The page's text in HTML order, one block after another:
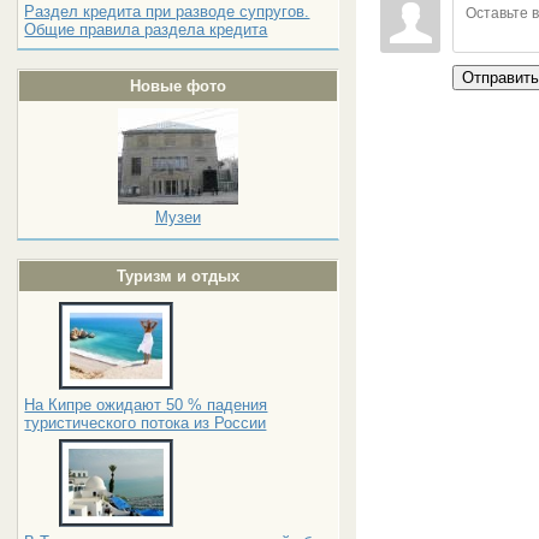
Раздел кредита при разводе супругов.
Общие правила раздела кредита
Новые фото
Музеи
Туризм и отдых
На Кипре ожидают 50 % падения
туристического потока из России
Отправить